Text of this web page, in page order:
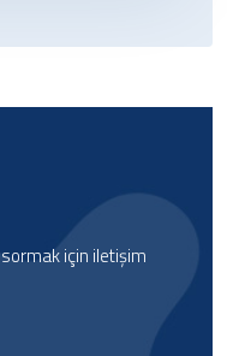
için iletişim